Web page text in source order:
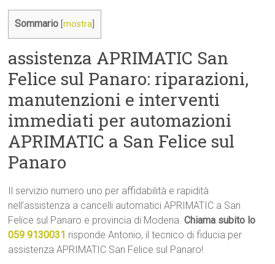
Sommario [mostra
assistenza APRIMATIC San
Felice sul Panaro: riparazioni,
manutenzioni e interventi
immediati per automazioni
APRIMATIC a San Felice sul
Panaro
Il servizio numero uno per affidabilità e rapidità
nell’assistenza a cancelli automatici APRIMATIC a San
Felice sul Panaro e provincia di Modena.Chiama subito lo
059 9130031 risponde Antonio, il tecnico di fiducia per
assistenza APRIMATIC San Felice sul Panaro!